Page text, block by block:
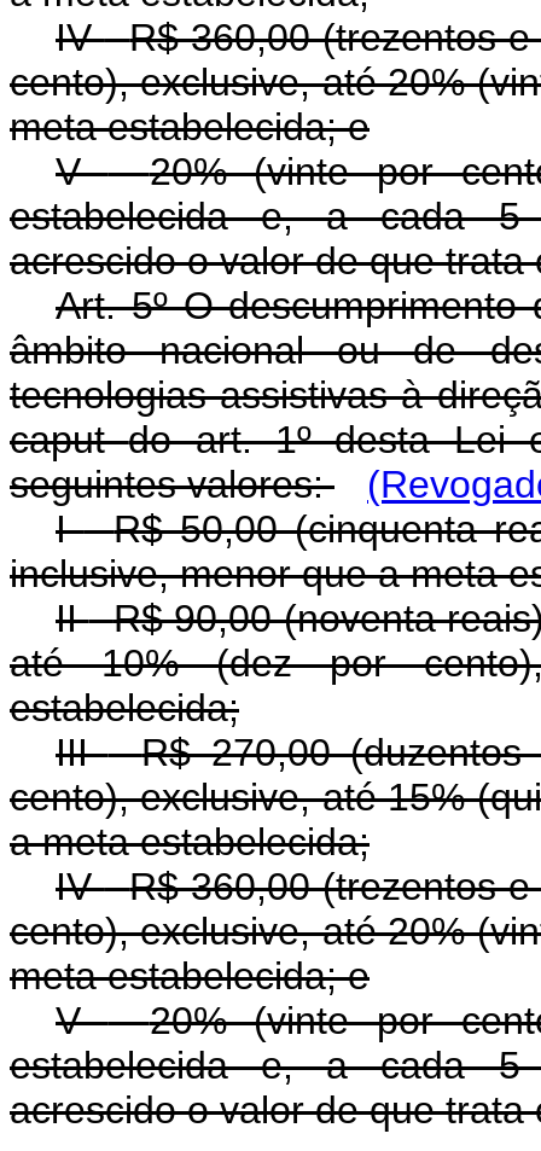
IV-R$ 360,00 (trezentos
cento), exclusive, até 20%
meta estabelecida; e
V-20% (vinte por
estabelecida e, a cada 5
acrescido o valor de que
Art. 5º O
âmbito nacional ou de
tecnologias assistivas à
caputdo art. 1º desta Lei
seguintes valores:
I-R$ 50,00 (cinquenta
inclusive, menor que a meta
II-R$ 90,00 (noventa
até 10% (dez por
estabelecida;
III-R$ 270,00
cento), exclusive, até 15%
a meta estabelecida;
IV-R$ 360,00 (trezentos
cento), exclusive, até 20%
meta estabelecida; e
V-20% (vinte por
estabelecida e, a cada 5
acrescido o valor de que